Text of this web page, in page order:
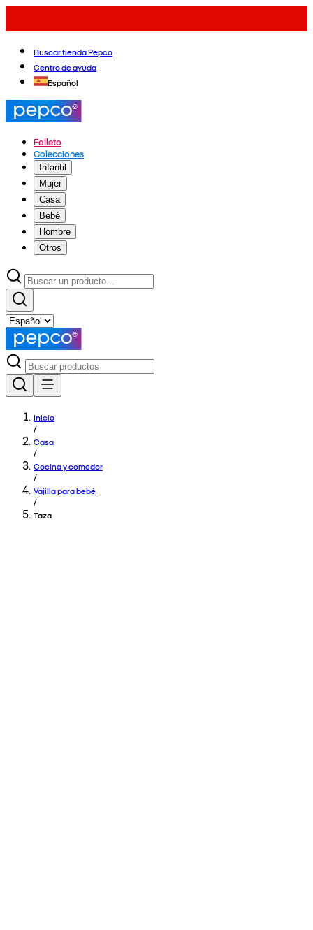
Buscar tienda Pepco
Centro de ayuda
Español
Folleto
Colecciones
Infantil
Mujer
Casa
Bebé
Hombre
Otros
Inicio
/
Casa
/
Cocina y comedor
/
Vajilla para bebé
/
Taza